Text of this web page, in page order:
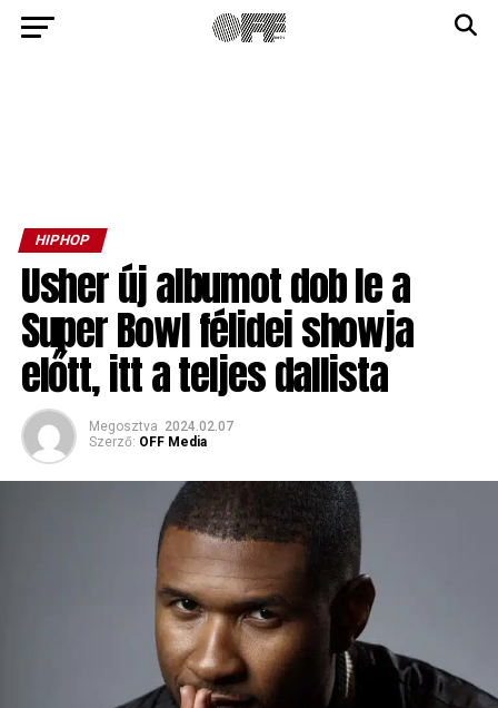
HIPHOP
Usher új albumot dob le a
Super Bowl félidei showja
előtt, itt a teljes dallista
Megosztva 2024.02.07
Szerző: OFF Media